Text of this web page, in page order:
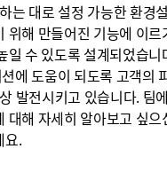
는 대로 설정 가능한 환경
위해 만들어진 기능에 이
일 수 있도록 설계되었습
에 도움이 되도록 고객의
발전시키고 있습니다. 팀
대해 자세히 알아보고 싶으
요.